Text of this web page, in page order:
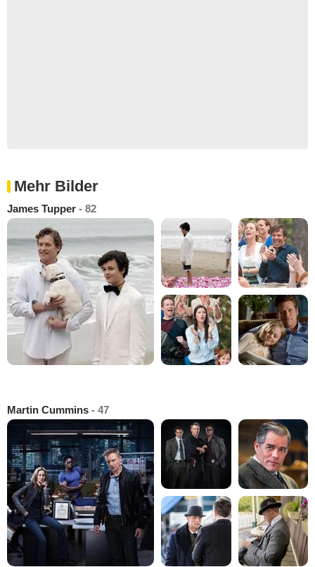
Mehr Bilder
James Tupper - 82
Martin Cummins - 47